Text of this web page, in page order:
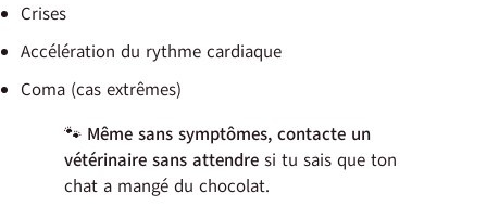
Crises
Accélération du rythme cardiaque
Coma (cas extrêmes)
🐾 Même sans symptômes, contacte un
vétérinaire sans attendre si tu sais que ton
chat a mangé du chocolat.